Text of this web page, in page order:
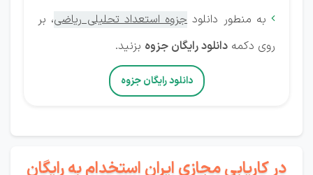
 به منطور دانلود جزوه استعداد تحلیلی ریاضی، بر
روی دکمه دانلود رایگان جزوه بزنید.
دانلود رایگان جزوه
در کاریابی مجازی ایران استخدام به رایگان